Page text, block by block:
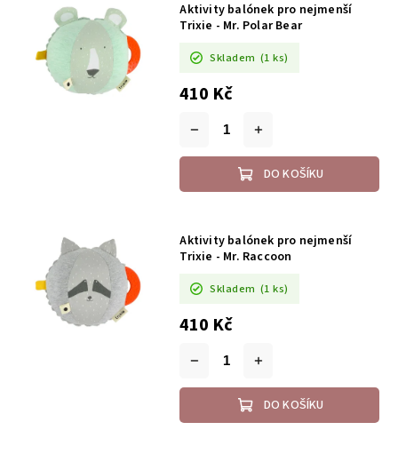
Aktivity balónek pro nejmenší
Trixie - Mr. Polar Bear
Skladem (1 ks)
410 Kč
DO KOŠÍKU
Aktivity balónek pro nejmenší
Trixie - Mr. Raccoon
Skladem (1 ks)
410 Kč
DO KOŠÍKU